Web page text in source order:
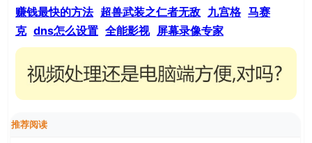
赚钱最快的方法 超兽武装之仁者无敌 九宫格 马赛
克 dns怎么设置 全能影视 屏幕录像专家
推荐阅读